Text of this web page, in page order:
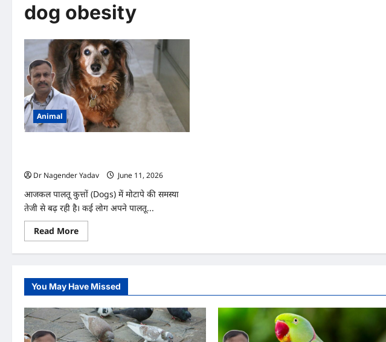
dog obesity
Animal
Dr Nagender Yadav
June 11, 2026
आजकल पालतू कुत्तों (Dogs) में मोटापे की समस्या
तेजी से बढ़ रही है। कई लोग अपने पालतू...
Read MoreRead
more
कुत्ते
से
बचाने
के
लिए
क्या
करें?
जानिए
You May Have Missed